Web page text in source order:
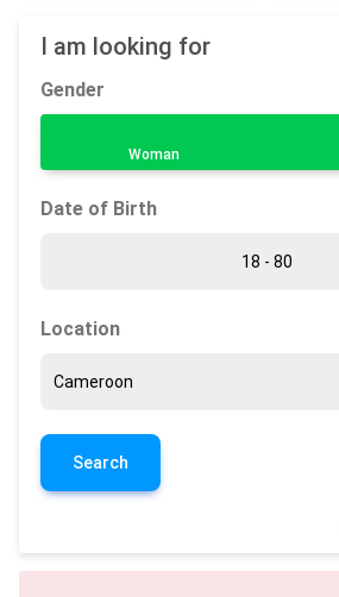
I am looking for
Gender
Woman
Date of Birth
Location
Search